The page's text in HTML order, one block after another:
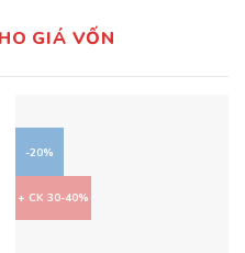
GIÁ VỐN
-20%
+ CK 30-40%